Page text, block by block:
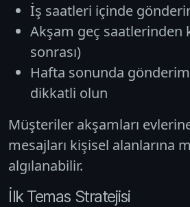
İş saatleri içinde
Akşam geç saatlerinden
sonrası)
Hafta sonunda
dikkatli olun
Müşteriler akşamları
mesajları kişisel alanlarına
algılanabilir.
İlk Temas Stratejisi